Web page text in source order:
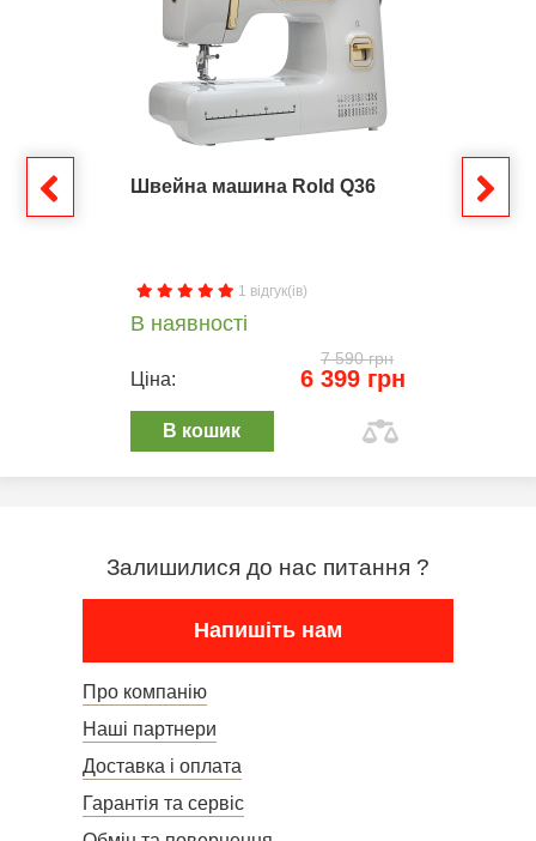
Швейна машина Rold Q36
1 відгук(ів)
В наявності
7 590 грн
Ціна: 6 399 грн
В кошик
Залишилися до нас питання ?
Напишіть нам
Про компанію
Наші партнери
Доставка і оплата
Гарантія та сервіс